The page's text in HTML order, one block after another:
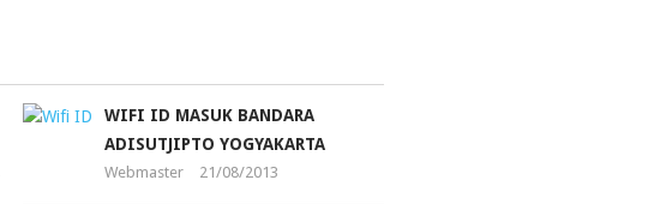
WIFI ID MASUK BANDARA
ADISUTJIPTO YOGYAKARTA
Webmaster 21/08/2013